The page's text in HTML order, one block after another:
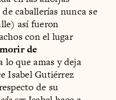
caballerías nunca se
así fueron
con el lugar
de
lo que amas y deja
Isabel Gutiérrez
de su